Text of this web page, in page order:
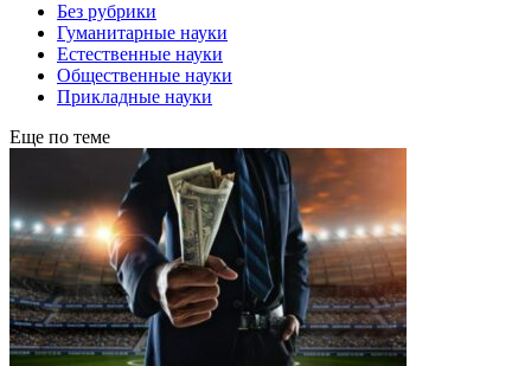
Без рубрики
Гуманитарные науки
Естественные науки
Общественные науки
Прикладные науки
Еще по теме